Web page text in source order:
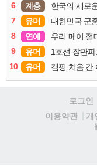
6
계층 한국의 새로
7
유머 대한민국 군
8
연예 우리 메이 절
9
유머 1호선 장판파
10
유머 캠핑 처음 간
로그인
이용약관
개